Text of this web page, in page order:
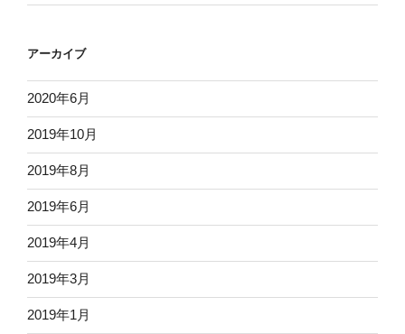
アーカイブ
2020年6月
2019年10月
2019年8月
2019年6月
2019年4月
2019年3月
2019年1月